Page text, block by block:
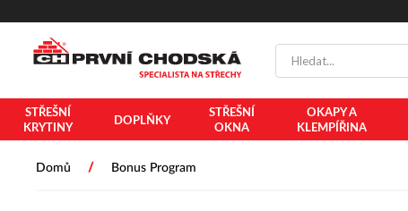
STŘEŠNÍ
KRYTINY
DOPLŇKY
STŘEŠNÍ
OKNA
OKAPY A
KLEMPÍŘINA
Domů / Bonus Program